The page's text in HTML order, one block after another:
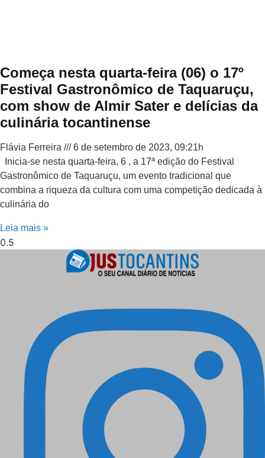
Começa nesta quarta-feira (06) o 17º
Festival Gastronômico de Taquaruçu,
com show de Almir Sater e delícias da
culinária tocantinense
Flávia Ferreira
6 de setembro de 2023, 09:21h
Inicia-se nesta quarta-feira, 6 , a 17ª edição do Festival
Gastronômico de Taquaruçu, um evento tradicional que
combina a riqueza da cultura com uma competição dedicada à
culinária do
Leia mais »